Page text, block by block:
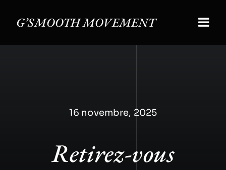
G’SMOOTH MOVEMENT
16 novembre, 2025
Retirez-vous